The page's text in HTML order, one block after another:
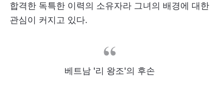
합격한 독특한 이력의 소유자라 그녀의 배경에 대한
관심이 커지고 있다.
베트남 '리 왕조'의 후손